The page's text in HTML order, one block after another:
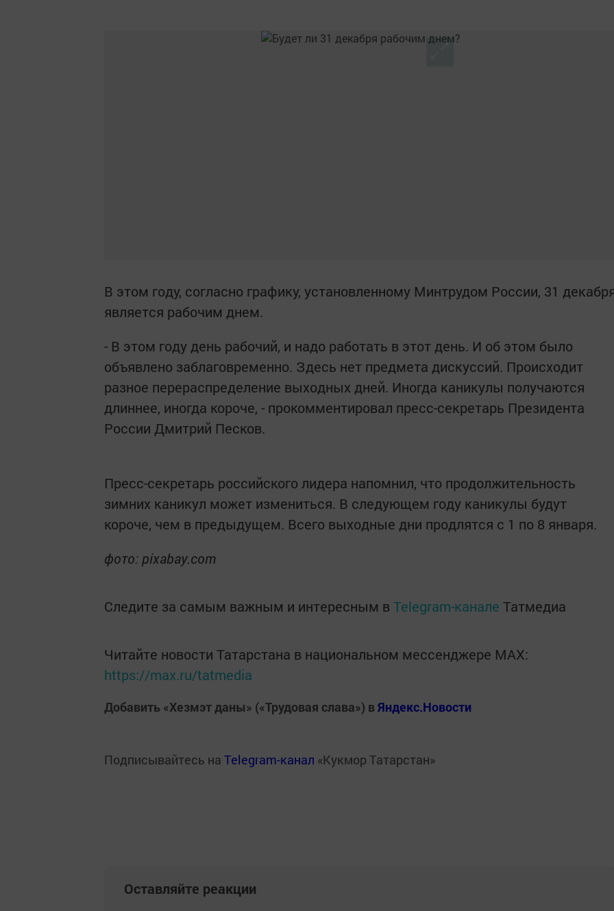
В этом году, согласно графику, установленному Минтрудом России, 31
является рабочим днем.
- В этом году день рабочий, и надо работать в этот день. И об этом было
объявлено заблаговременно. Здесь нет предмета дискуссий. Происходит
разное перераспределение выходных дней. Иногда каникулы получаются
длиннее, иногда короче, - прокомментировал пресс-секретарь Президента
России Дмитрий Песков.
Пресс-секретарь российского лидера напомнил, что продолжительность
зимних каникул может измениться. В следующем году каникулы будут
короче, чем в предыдущем. Всего выходные дни продлятся с 1 по 8 января.
фото: pixabay.com
Следите за самым важным и интересным в Telegram-канале Татмедиа
Читайте новости Татарстана в национальном мессенджере MАХ:
https://max.ru/tatmedia
Добавить «Хезмэт даны» («Трудовая слава») вЯндекс.Новости
Подписывайтесь на Telegram-канал «Кукмор Татарстан»
Оставляйте реакции